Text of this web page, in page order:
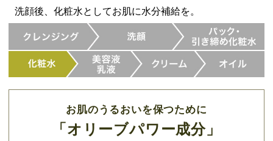
洗顔後、化粧水としてお肌に水分補給を。
お肌のうるおいを保つために
「オリーブパワー成分」